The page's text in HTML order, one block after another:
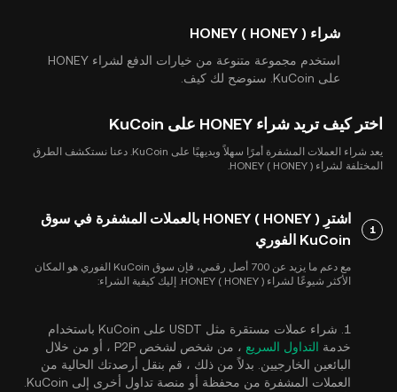
شراء HONEY ( HONEY )
استخدم مجموعة متنوعة من خيارات الدفع لشراء HONEY
على KuCoin. سنوضح لك كيف.
اختر كيف تريد شراء HONEY على KuCoin
يعد شراء العملات المشفرة أمرًا سهلاً وبديهيًا على KuCoin. دعنا نستكشف الطرق
المختلفة لشراء HONEY ( HONEY ).
1
اشترِ HONEY ( HONEY ) بالعملات المشفرة في سوق
KuCoin الفوري
مع دعم ما يزيد عن 700 أصل رقمي، فإن سوق KuCoin الفوري هو المكان
الأكثر شيوعًا لشراء HONEY ( HONEY ). إليك كيفية الشراء:
1. شراء عملات مستقرة مثل USDT على KuCoin باستخدام
خدمة التداول السريع
، من شخص لشخص P2P ، أو من خلال
البائعين الخارجيين. بدلاً من ذلك ، قم بنقل أرصدتك الحالية من